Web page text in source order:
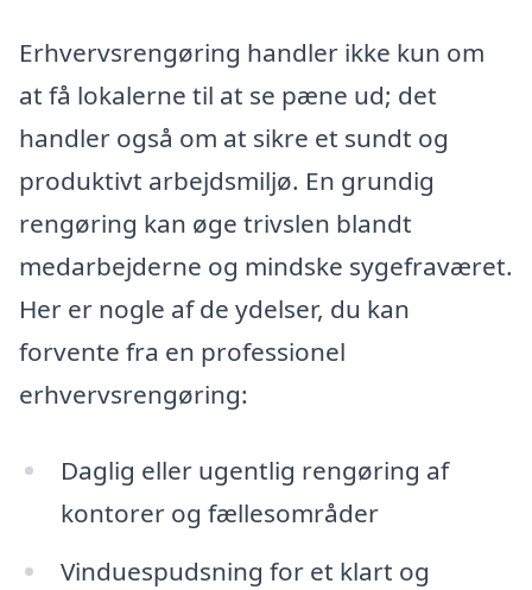
Erhvervsrengøring handler ikke kun om
at få lokalerne til at se pæne ud; det
handler også om at sikre et sundt og
produktivt arbejdsmiljø. En grundig
rengøring kan øge trivslen blandt
medarbejderne og mindske sygefraværet.
Her er nogle af de ydelser, du kan
forvente fra en professionel
erhvervsrengøring:
Daglig eller ugentlig rengøring af
kontorer og fællesområder
Vinduespudsning for et klart og